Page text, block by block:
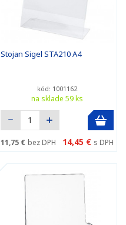
Stojan Sigel STA210 A4
kód: 1001162
na sklade 59 ks
11,75 € bez DPH 14,45 € s DPH